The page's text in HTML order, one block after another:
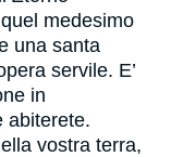
medesimo
una santa
servile. E’
in
abiterete.
vostra terra,